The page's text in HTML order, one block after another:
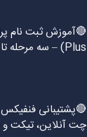
Plus) – سه مرحله تا ورود به پنل کاربری🔴
چت آنلاین، تیکت